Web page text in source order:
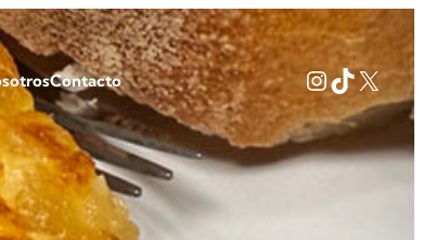
Contacto Instagram
TikTok
X